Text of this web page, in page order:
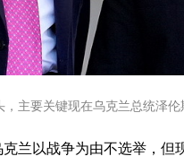
主要关键现在乌克兰总统泽
兰以战争为由不选举，但